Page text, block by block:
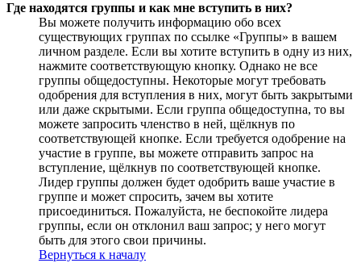
Где находятся группы и как мне вступить в них?
Вы можете получить информацию обо всех
существующих группах по ссылке «Группы» в вашем
личном разделе. Если вы хотите вступить в одну из них,
нажмите соответствующую кнопку. Однако не все
группы общедоступны. Некоторые могут требовать
одобрения для вступления в них, могут быть закрытыми
или даже скрытыми. Если группа общедоступна, то вы
можете запросить членство в ней, щёлкнув по
соответствующей кнопке. Если требуется одобрение на
участие в группе, вы можете отправить запрос на
вступление, щёлкнув по соответствующей кнопке.
Лидер группы должен будет одобрить ваше участие в
группе и может спросить, зачем вы хотите
присоединиться. Пожалуйста, не беспокойте лидера
группы, если он отклонил ваш запрос; у него могут
быть для этого свои причины.
Вернуться к началу